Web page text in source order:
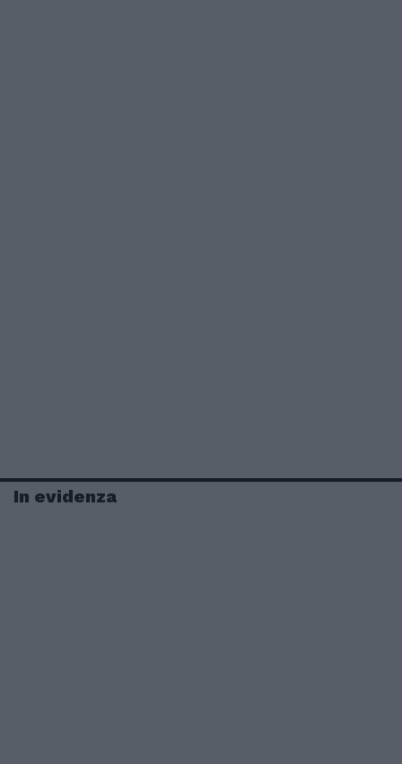
In evidenza